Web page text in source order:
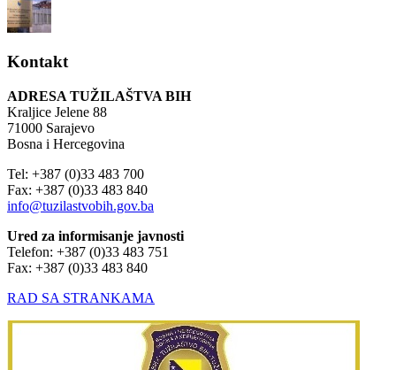
Kontakt
ADRESA TUŽILAŠTVA BIH
Kraljice Jelene 88
71000 Sarajevo
Bosna i Hercegovina
Tel: +387 (0)33 483 700
Fax: +387 (0)33 483 840
info@tuzilastvobih.gov.ba
Ured za informisanje javnosti
Telefon: +387 (0)33 483 751
Fax: +387 (0)33 483 840
RAD SA STRANKAMA